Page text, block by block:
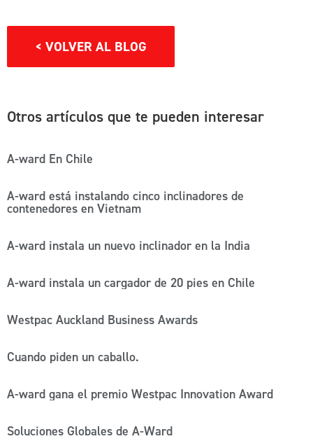
< VOLVER AL BLOG
Otros artículos que te pueden interesar
A-ward En Chile
A-ward está instalando cinco inclinadores de
contenedores en Vietnam
A-ward instala un nuevo inclinador en la India
A-ward instala un cargador de 20 pies en Chile
Westpac Auckland Business Awards
Cuando piden un caballo.
A-ward gana el premio Westpac Innovation Award
Soluciones Globales de A-Ward